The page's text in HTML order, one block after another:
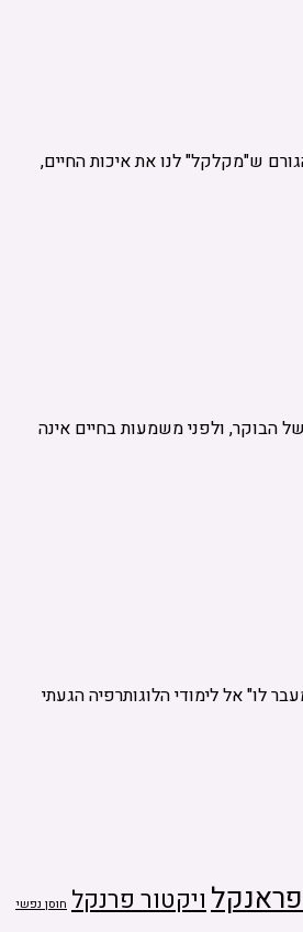
ש"מקלקל" לנו את איכות החיים,
הבוקר, ולפני משמעות בחיים אינה
לו" אל לימודי הלוגותרפיה הגעתי
ויקטור פרנקל חוסן נפשי